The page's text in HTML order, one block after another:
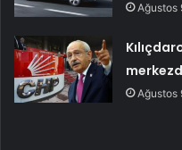
Ağustos
Ağustos